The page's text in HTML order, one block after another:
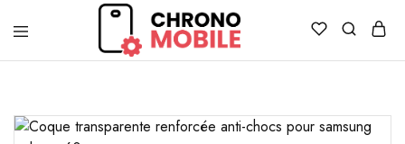
Chronomobile
Achat,
de
smartphones